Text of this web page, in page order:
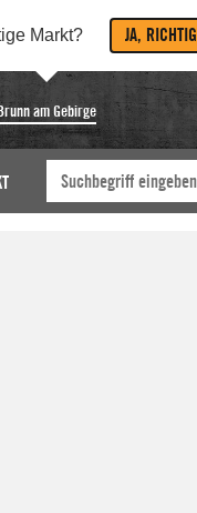
Markt? JA, RICHTIG
am Gebirge